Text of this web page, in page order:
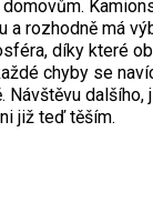
rozhodně má
díky které
chyby se
již teď těším.